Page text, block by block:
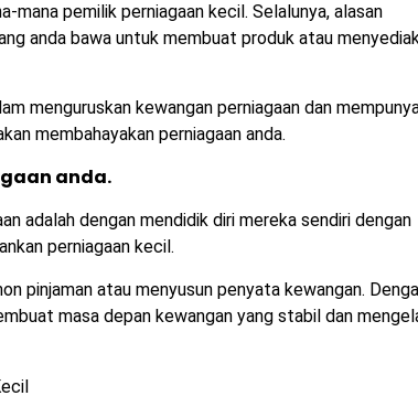
mana pemilik perniagaan kecil. Selalunya, alasan
anda bawa untuk membuat produk atau
menguruskan kewangan perniagaan dan
membahayakan perniagaan anda.
anda.
adalah dengan mendidik diri mereka sendiri dengan
perniagaan kecil.
pinjaman atau menyusun penyata kewangan.
masa depan kewangan yang stabil dan